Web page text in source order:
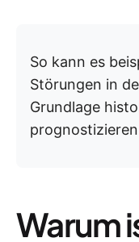
So kann es
Störungen in
Grundlage
Warum